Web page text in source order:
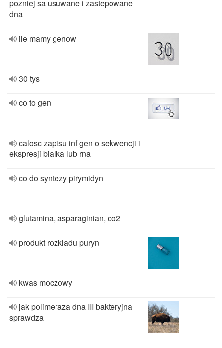
pozniej sa usuwane i zastepowane
dna
ile mamy genow
30 tys
co to gen
calosc zapisu inf gen o sekwencji i
ekspresji bialka lub rna
co do syntezy pirymidyn
glutamina, asparaginian, co2
produkt rozkladu puryn
kwas moczowy
jak polimeraza dna III bakteryjna
sprawdza